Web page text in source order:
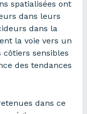
spatialisées ont
dans leurs
dans la
la voie vers un
sensibles
des tendances
dans ce